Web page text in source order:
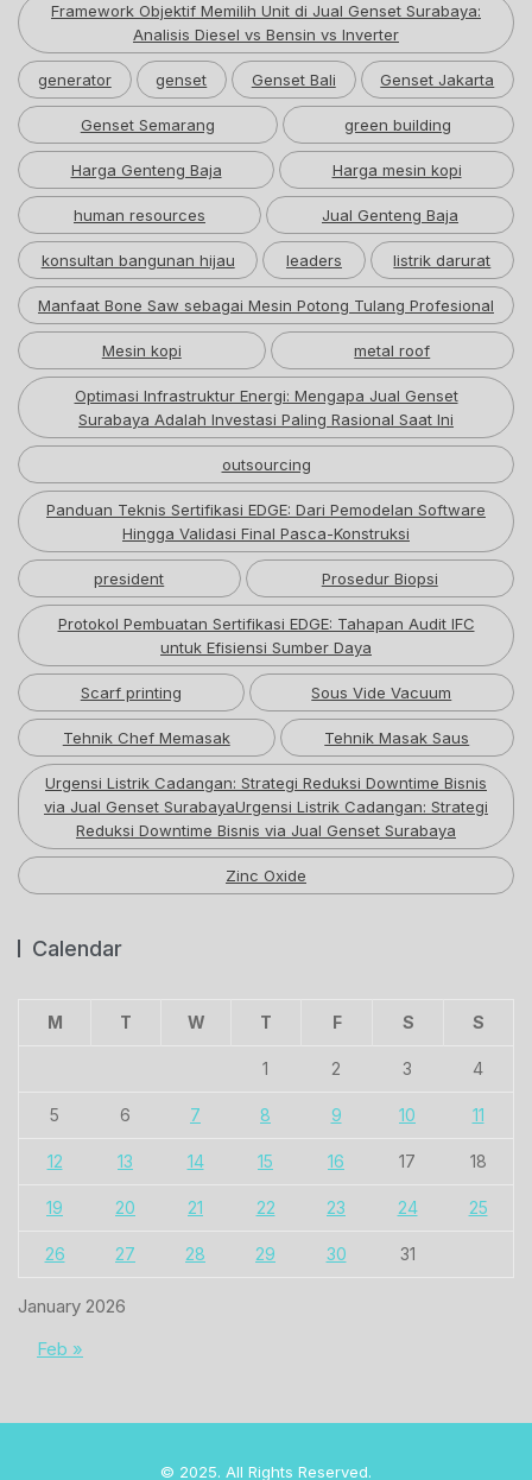
Framework Objektif Memilih Unit di Jual Genset Surabaya:
Analisis Diesel vs Bensin vs Inverter
generator genset Genset Bali Genset Jakarta
Genset Semarang green building
Harga Genteng Baja Harga mesin kopi
human resources Jual Genteng Baja
konsultan bangunan hijau leaders listrik darurat
Manfaat Bone Saw sebagai Mesin Potong Tulang Profesional
Mesin kopi metal roof
Optimasi Infrastruktur Energi: Mengapa Jual Genset
Surabaya Adalah Investasi Paling Rasional Saat Ini
outsourcing
Panduan Teknis Sertifikasi EDGE: Dari Pemodelan Software
Hingga Validasi Final Pasca-Konstruksi
president Prosedur Biopsi
Protokol Pembuatan Sertifikasi EDGE: Tahapan Audit IFC
untuk Efisiensi Sumber Daya
Scarf printing Sous Vide Vacuum
Tehnik Chef Memasak Tehnik Masak Saus
Urgensi Listrik Cadangan: Strategi Reduksi Downtime Bisnis
via Jual Genset SurabayaUrgensi Listrik Cadangan: Strategi
Reduksi Downtime Bisnis via Jual Genset Surabaya
Zinc Oxide
Calendar
January 2026
M T W T F S S
1 2 3 4
5 6 7 8 9 10 11
12 13 14 15 16 17 18
19 20 21 22 23 24 25
26 27 28 29 30 31
Feb »
© 2025. All Rights Reserved.